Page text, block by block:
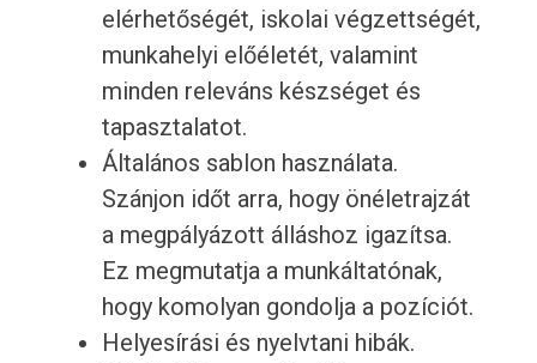
elérhetőségét, iskolai végzettségét,
munkahelyi előéletét, valamint
minden releváns készséget és
tapasztalatot.
Általános sablon használata.
Szánjon időt arra, hogy önéletrajzát
a megpályázott álláshoz igazítsa.
Ez megmutatja a munkáltatónak,
hogy komolyan gondolja a pozíciót.
Helyesírási és nyelvtani hibák.